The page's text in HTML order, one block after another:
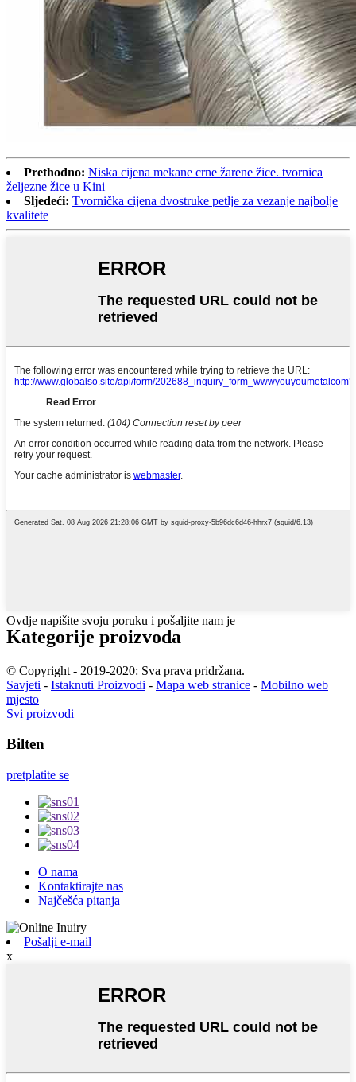
Prethodno: Niska cijena mekane crne žarene žice. tvornica
željezne žice u Kini
Sljedeći: Tvornička cijena dvostruke petlje za vezanje najbolje
kvalitete
Ovdje napišite svoju poruku i pošaljite nam je
Kategorije proizvoda
© Copyright - 2019-2020: Sva prava pridržana.
Savjeti - Istaknuti Proizvodi - Mapa web stranice - Mobilno web
mjesto
Svi proizvodi
Bilten
pretplatite se
O nama
Kontaktirajte nas
Najčešća pitanja
Pošalji e-mail
x